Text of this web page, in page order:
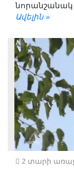
նորանշանակ
Ավելին »
2 տարի